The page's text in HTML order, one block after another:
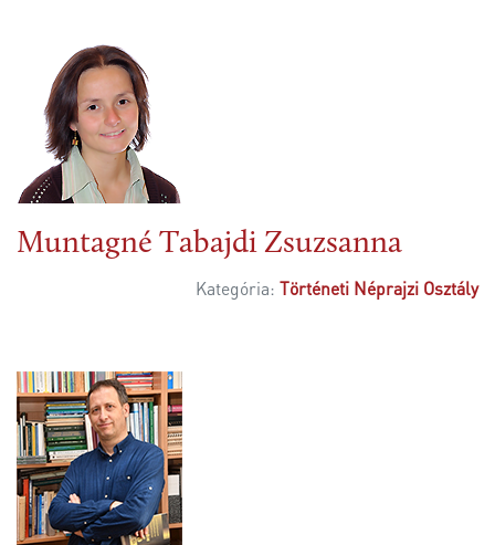
Muntagné Tabajdi Zsuzsanna
Kategória: Történeti Néprajzi Osztály